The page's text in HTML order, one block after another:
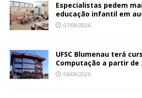
Especialistas pedem
educação infantil em
07/08/2026
UFSC Blumenau terá
Computação a partir de
06/08/2026